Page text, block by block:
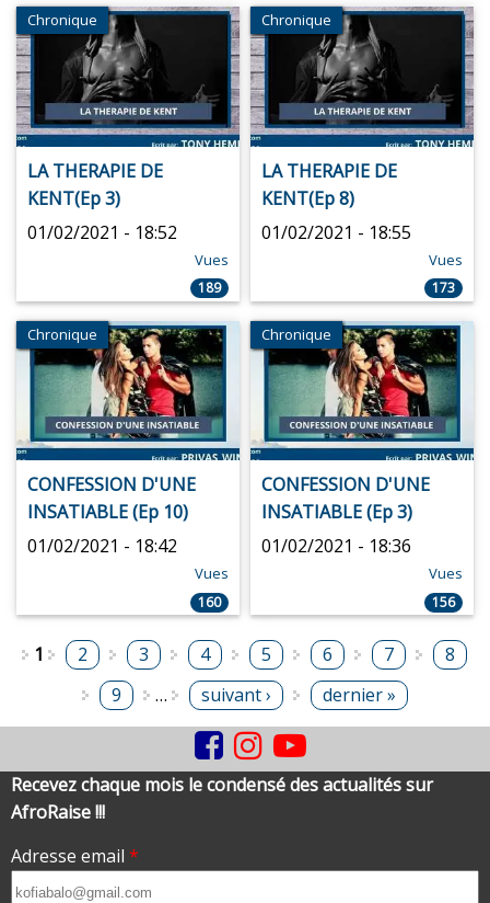
Chronique
LA THERAPIE DE
KENT(Ep 3)
01/02/2021 - 18:52
Vues
189
Chronique
LA THERAPIE DE
KENT(Ep 8)
01/02/2021 - 18:55
Vues
173
Chronique
CONFESSION D'UNE
INSATIABLE (Ep 10)
01/02/2021 - 18:42
Vues
160
Chronique
CONFESSION D'UNE
INSATIABLE (Ep 3)
01/02/2021 - 18:36
Vues
156
Pages
1 2 3 4 5 6 7
8
9
… suivant › dernier »
Recevez chaque mois le condensé des actualités sur
AfroRaise !!!
Adresse email *